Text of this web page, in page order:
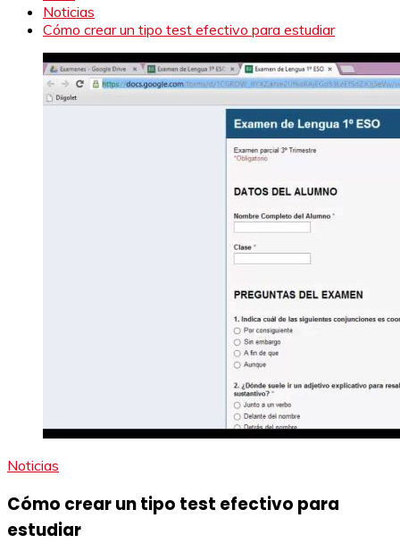
Noticias
Cómo crear un tipo test efectivo para estudiar
Noticias
Cómo crear un tipo test efectivo para
estudiar